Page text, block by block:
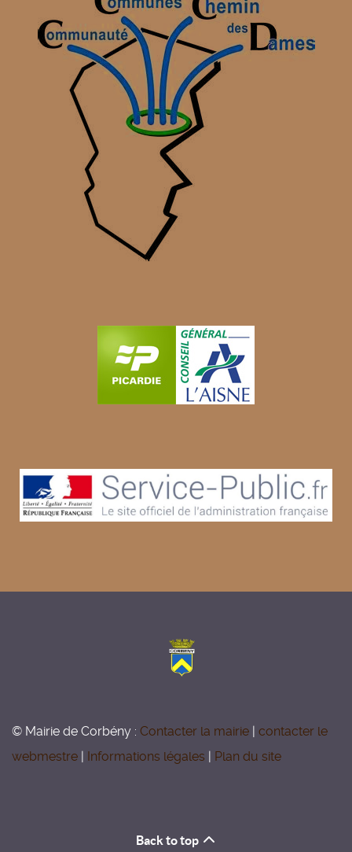
© Mairie de Corbény : Contacter la mairie | contacter le
webmestre | Informations légales | Plan du site
Back to top